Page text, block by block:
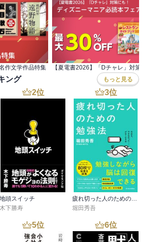
作文学作品特集
ング もっと見る
2位
地頭スイッチ
木下勝寿
3位
疲れ切った人のための勉強法
堀田秀吾
5位 6位